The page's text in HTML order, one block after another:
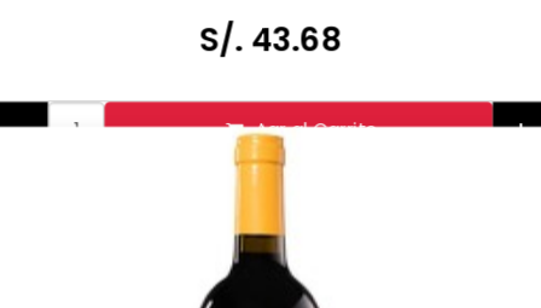
Tomar bebidas alcohólicas en exceso es dañino
Prohibida la venta a menores de 18 años.
S/. 43.68
- Agr al Carrito +